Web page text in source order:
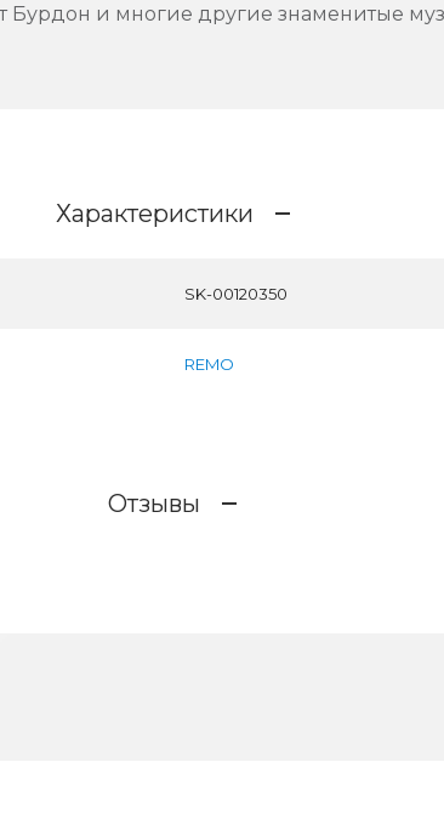
и многие другие знаменитые
Характеристики
SK-00120350
REMO
Отзывы